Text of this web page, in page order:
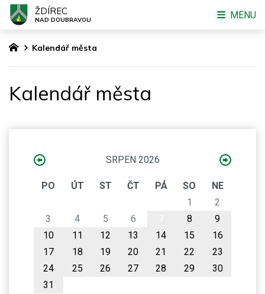
Kalendář města
Kalendář města
SRPEN 2026
PO ÚT ST ČT PÁ SO
NE
1
2
3
4 5 6 8
9
10
11 12 13 14 15
16
17
18 19 20 21 22
23
24
25 26 27 28 29
30
31
ŽDÍREC
NAD DOUBRAVOU MENU